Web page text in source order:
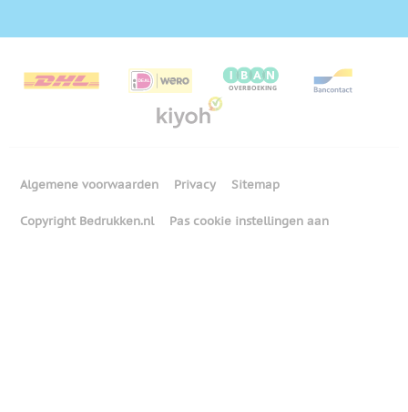
Algemene voorwaarden Privacy Sitemap
Copyright Bedrukken.nl Pas cookie instellingen aan